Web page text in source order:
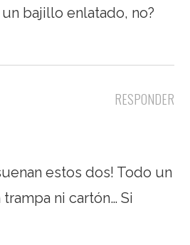
bajillo enlatado, no?
RESPONDER
estos dos! Todo un
ni cartón… Si